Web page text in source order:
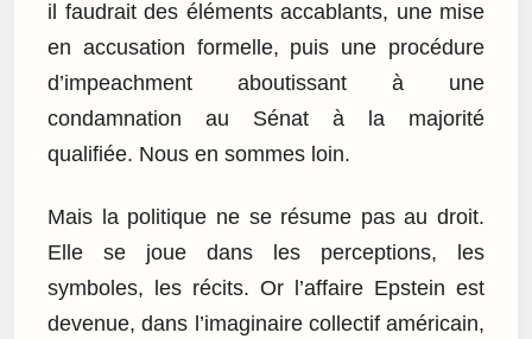
il faudrait des éléments accablants, une mise
en accusation formelle, puis une procédure
d’impeachment aboutissant à une
condamnation au Sénat à la majorité
qualifiée. Nous en sommes loin.
Mais la politique ne se résume pas au droit.
Elle se joue dans les perceptions, les
symboles, les récits. Or l’affaire Epstein est
devenue, dans l’imaginaire collectif américain,